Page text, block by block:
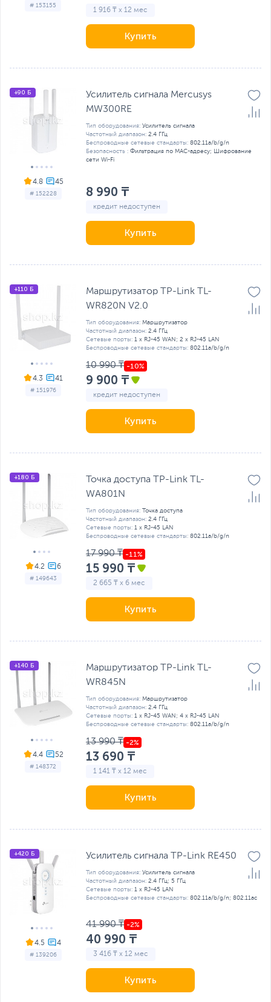
# 153155
1 916 ₸ x 12 мес
Купить
4.8
# 152228
+90 Б
Усилитель сигнала Mercusys
MW300RE
Тип оборудования: Усилитель сигнала
Частотный диапазон: 2.4 ГГц
Беспроводные сетевые стандарты: 802.11a/b/g/n
Безопасность : Фильтрация по MAC-адресу; Шифрование
сети Wi-Fi
8 990 ₸
кредит недоступен
Купить
4.3
# 151976
+110 Б
Маршрутизатор TP-Link TL-
WR820N V2.0
Тип оборудования: Маршрутизатор
Частотный диапазон: 2.4 ГГц
Сетевые порты: 1 x RJ-45 WAN; 2 x RJ-45 LAN
Беспроводные сетевые стандарты: 802.11a/b/g/n
10 990 ₸
9 900 ₸
кредит недоступен
Купить
4.2
# 149643
+180 Б
Точка доступа TP-Link TL-
WA801N
Тип оборудования: Точка доступа
Частотный диапазон: 2.4 ГГц
Сетевые порты: 1 x RJ-45 LAN
Беспроводные сетевые стандарты: 802.11a/b/g/n
17 990 ₸
15 990 ₸
2 665 ₸ x 6 мес
Купить
4.4
# 148372
+140 Б
Маршрутизатор TP-Link TL-
WR845N
Тип оборудования: Маршрутизатор
Частотный диапазон: 2.4 ГГц
Сетевые порты: 1 x RJ-45 WAN; 4 x RJ-45 LAN
Беспроводные сетевые стандарты: 802.11a/b/g/n
13 990 ₸
13 690 ₸
1 141 ₸ x 12 мес
Купить
4.5
# 139206
+420 Б Усилитель сигнала TP-Link RE450
Тип оборудования: Усилитель сигнала
Частотный диапазон: 2.4 ГГц; 5 ГГц
Сетевые порты: 1 x RJ-45 LAN
Беспроводные сетевые стандарты: 802.11a/b/g/n; 802.11ac
41 990 ₸
40 990 ₸
3 416 ₸ x 12 мес
Купить